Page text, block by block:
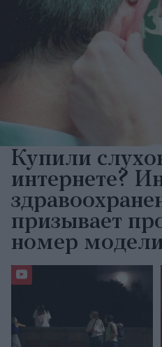
Купили
интернете?
призывает
номер